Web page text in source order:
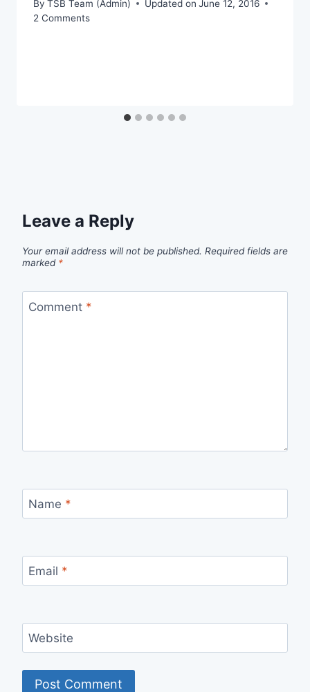
By TSB Team (Admin) Updated on June 12, 2016
2 Comments
Leave a Reply
Your email address will not be published. Required fields are
marked *
Comment *
Name *
Email *
Website